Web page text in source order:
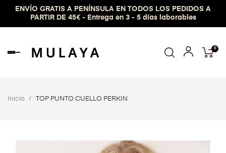
ENVÍO GRATIS A PENÍNSULA EN TODOS LOS PEDIDOS A
PARTIR DE 45€ - Entrega en 3 - 5 días laborables
Navegación
0
Inicio TOP PUNTO CUELLO PERKIN